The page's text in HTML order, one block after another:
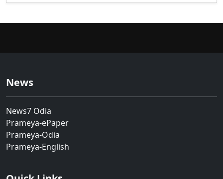
News
News7 Odia
Prameya-ePaper
Prameya-Odia
Prameya-English